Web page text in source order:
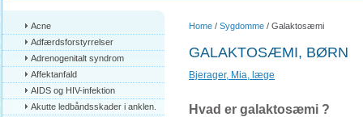
Acne
Adfærdsforstyrrelser
Adrenogenitalt syndrom
Affektanfald
AIDS og HIV-infektion
Akutte ledbåndsskader i anklen.
Home / Sygdomme / Galaktosæmi
GALAKTOSÆMI, BØRN
Bjerager, Mia, læge
Hvad er galaktosæmi ?